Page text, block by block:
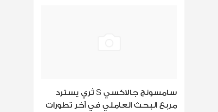
سامسونج جالاكسي S ثري يسترد
مربع البحث العاملي في آخر تطورات